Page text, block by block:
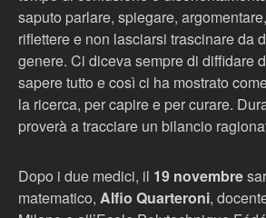
saputo parlare, spiegare,
riflettere e non lasciarsi trascinare da
genere. Ci diceva sempre di diffidare
sapere tutto e così ci ha mostrato
la ricerca, per capire e per curare.
proverà a tracciare un bilancio
Dopo i due medici, il 19 novembre
matematico, Alfio Quarteroni,